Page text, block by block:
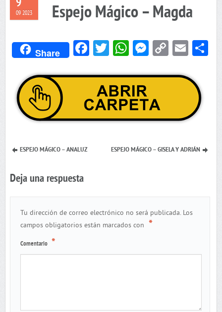
9
09 2023 Espejo Mágico – Magda
Share Facebook
Twitter
WhatsApp
Messenger
Copy
ESPEJO MÁGICO – ANALUZ ESPEJO MÁGICO – GISELA Y ADRIÁN
Deja una respuesta
Tu dirección de correo electrónico no será publicada. Los
campos obligatorios están marcados con *
Comentario *